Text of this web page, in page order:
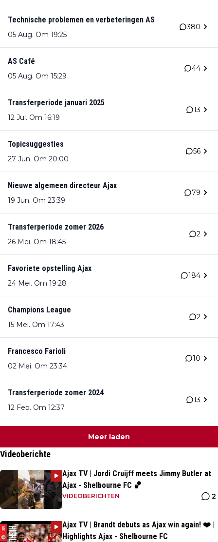
Technische problemen en verbeteringen AS
05 Aug. Om 19:25
380
AS Café
05 Aug. Om 15:29
44
Transferperiode januari 2025
12 Jul. Om 16:19
13
Topicsuggesties
27 Jun. Om 20:00
56
Nieuwe algemeen directeur Ajax
19 Jun. Om 23:39
79
Transferperiode zomer 2026
26 Mei. Om 18:45
2
Favoriete opstelling Ajax
24 Mei. Om 19:28
184
Champions League
15 Mei. Om 17:43
2
Francesco Farioli
02 Mei. Om 23:34
10
Transferperiode zomer 2024
12 Feb. Om 12:37
13
Meer laden
Videoberichte
Ajax TV | Jordi Cruijff meets Jimmy Butler at
Ajax - Shelbourne FC 🏀
VIDEOBERICHTEN 2
Ajax TV | Brandt debuts as Ajax win again! ❤️ |
Highlights Ajax - Shelbourne FC